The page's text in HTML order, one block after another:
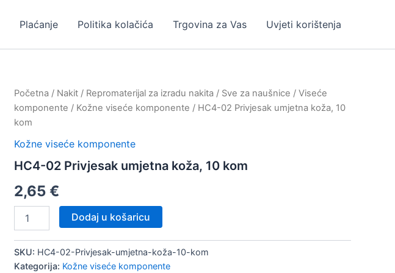
Plaćanje Politika kolačića Trgovina za Vas Uvjeti korištenja
Početna / Nakit / Repromaterijal za izradu nakita / Sve za naušnice / Viseće
komponente / Kožne viseće komponente / HC4-02 Privjesak umjetna koža, 10
kom
Kožne viseće komponente
HC4-02 Privjesak umjetna koža, 10 kom
2,65 €
umjetna
Dodaj u košaricu
SKU: HC4-02-Privjesak-umjetna-koža-10-kom
Kategorija: Kožne viseće komponente